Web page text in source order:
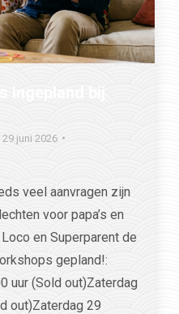
29 juni 2026
veel aanvragen zijn
voor papa’s en
en Superparent de
gepland!:
uur (Sold out)Zaterdag
out)Zaterdag 29